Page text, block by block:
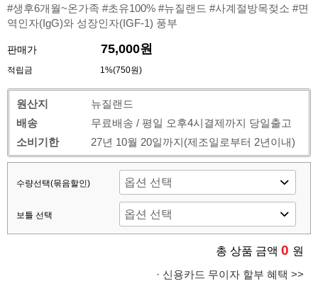
#생후6개월~온가족 #초유100% #뉴질랜드 #사계절방목젖소 #면
역인자(IgG)와 성장인자(IGF-1) 풍부
판매가 75,000원
적립금 1%(750원)
원산지
뉴질랜드
배송
무료배송 / 평일 오후4시결제까지 당일출고
소비기한
27년 10월 20일까지(제조일로부터 2년이내)
수량선택(묶음할인)
보틀 선택
총 상품 금액 0 원
· 신용카드 무이자 할부 혜택 >>